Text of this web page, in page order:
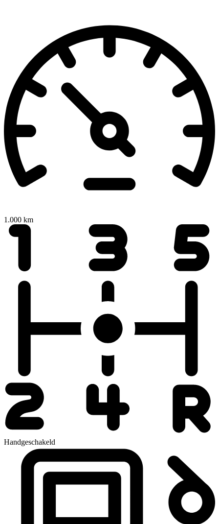
1.000 km
Handgeschakeld